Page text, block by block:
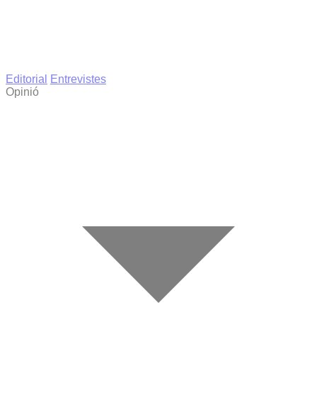
Editorial
Entrevistes
Opinió